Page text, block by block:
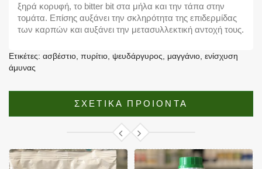
ξηρά κορυφή, το bitter bit στα μήλα και την τάπα στην
τομάτα. Επίσης αυξάνει την σκληρότητα της επιδερμίδας
των καρπών και αυξάνει την μετασυλλεκτική αντοχή τους.
Ετικέτες: ασβέστιο πυρίτιο ψευδάργυρος μαγγάνιο ενίσχυση
άμυνας
ΣΧΕΤΙΚΑ ΠΡΟΙΟΝΤΑ